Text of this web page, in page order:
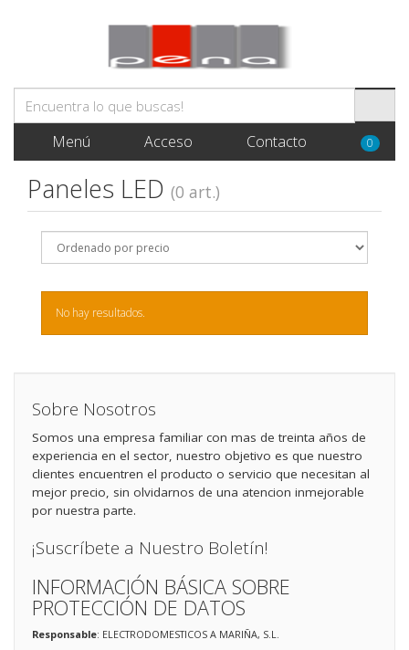
Menú Acceso Contacto 0
Paneles LED (0 art.)
No hay resultados.
Sobre Nosotros
Somos una empresa familiar con mas de treinta años de
experiencia en el sector, nuestro objetivo es que nuestro
clientes encuentren el producto o servicio que necesitan al
mejor precio, sin olvidarnos de una atencion inmejorable
por nuestra parte.
¡Suscríbete a Nuestro Boletín!
INFORMACIÓN BÁSICA SOBRE
PROTECCIÓN DE DATOS
Responsable: ELECTRODOMESTICOS A MARIÑA, S.L.